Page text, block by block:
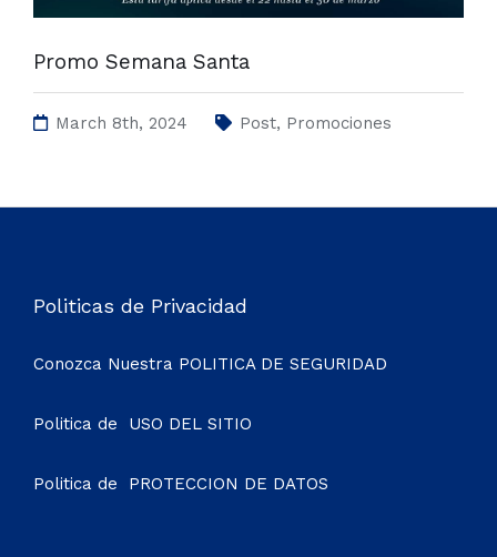
Promo Semana Santa
March 8th, 2024 Post, Promociones
Politicas de Privacidad
Conozca Nuestra POLITICA DE SEGURIDAD
Politica de USO DEL SITIO
Politica de PROTECCION DE DATOS